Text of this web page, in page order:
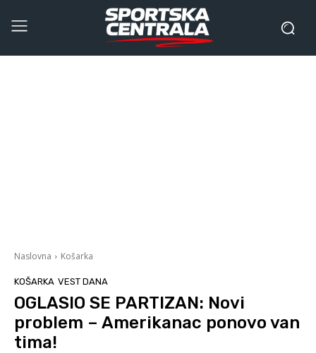
Naslovna Košarka
KOŠARKA VEST DANA
OGLASIO SE PARTIZAN: Novi
problem – Amerikanac ponovo van
tima!